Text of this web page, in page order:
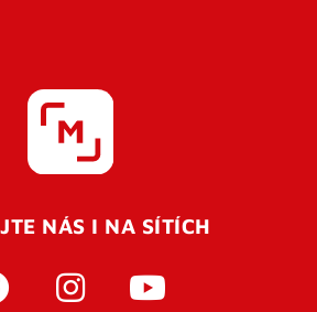
NÁS I NA SÍTÍCH